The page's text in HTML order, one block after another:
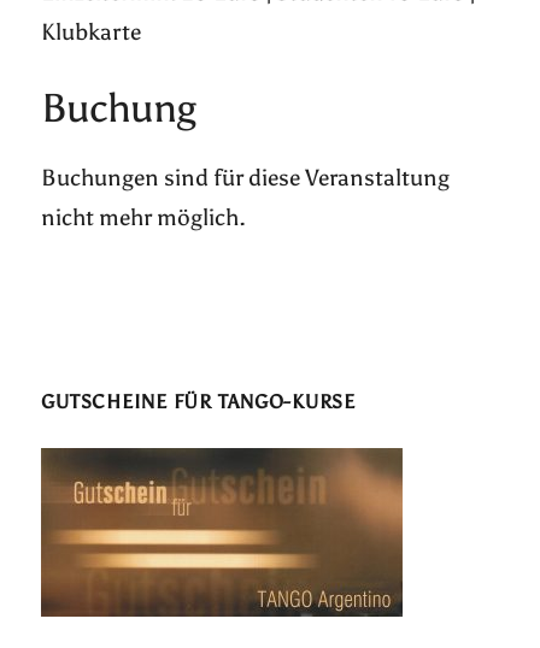
Klubkarte
Buchung
Buchungen sind für diese Veranstaltung
nicht mehr möglich.
GUTSCHEINE FÜR TANGO-KURSE